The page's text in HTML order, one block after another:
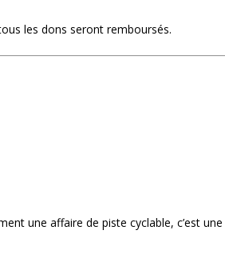
les dons seront remboursés.
une affaire de piste cyclable, c’est